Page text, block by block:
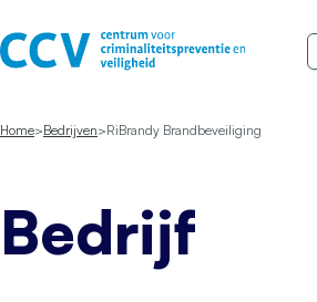
Home Bedrijven RiBrandy Brandbeveiliging
Bedrijf